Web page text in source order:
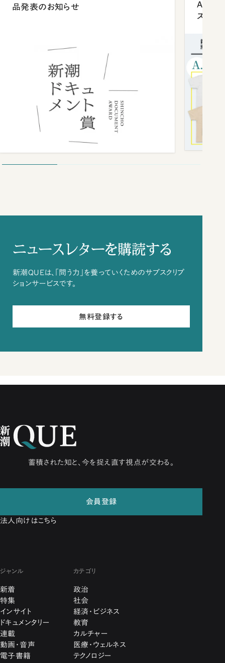
品発表のお知らせ
ズプレ
ニュースレターを購読する
新潮QUEは、「問う力」を養っていくためのサブスクリプ
ションサービスです。
無料登録する
蓄積された知と、今を捉え直す視点が交わる。
会員登録
法人向けはこちら
ジャンル
新着
特集
インサイト
ドキュメンタリー
連載
動画・音声
電子書籍
カテゴリ
政治
社会
経済・ビジネス
教育
カルチャー
医療・ウェルネス
テクノロジー